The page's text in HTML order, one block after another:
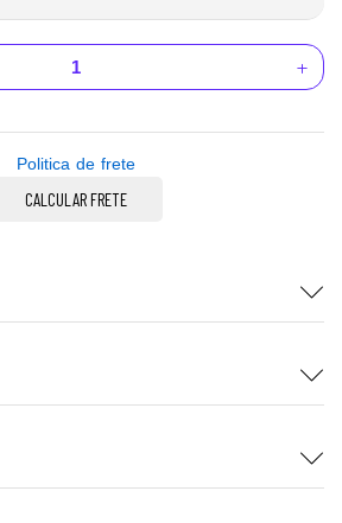
Politica de frete
CALCULAR FRETE